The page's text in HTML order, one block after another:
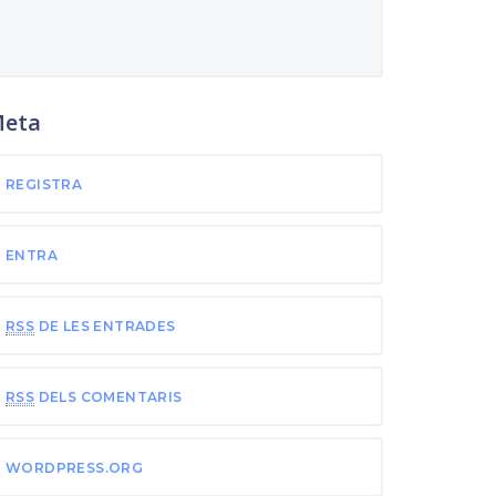
REGISTRA
ENTRA
RSS DE LES ENTRADES
RSS DELS COMENTARIS
WORDPRESS.ORG